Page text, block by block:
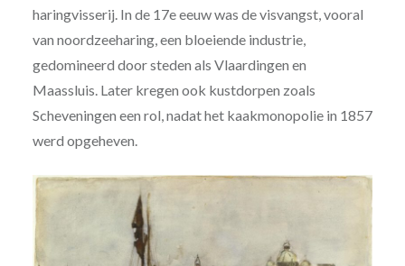
haringvisserij. In de 17e eeuw was de visvangst, vooral
van noordzeeharing, een bloeiende industrie,
gedomineerd door steden als Vlaardingen en
Maassluis. Later kregen ook kustdorpen zoals
Scheveningen een rol, nadat het kaakmonopolie in 1857
werd opgeheven.